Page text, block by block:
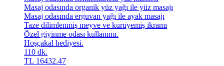
Masaj odasında organik yüz yağı ile yüz masajı
Masaj odasında erguvan yağı ile ayak masajı
Taze dilimlenmiş meyve ve kuruyemiş ikramı
Özel giyinme odası kullanımı.
Hoşçakal hediyesi.
110 dk.
TL 16432.47